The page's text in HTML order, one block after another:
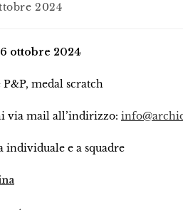
2024
ottobre 2024
P&P, medal scratch
via mail all’indirizzo:
individuale e a squadre